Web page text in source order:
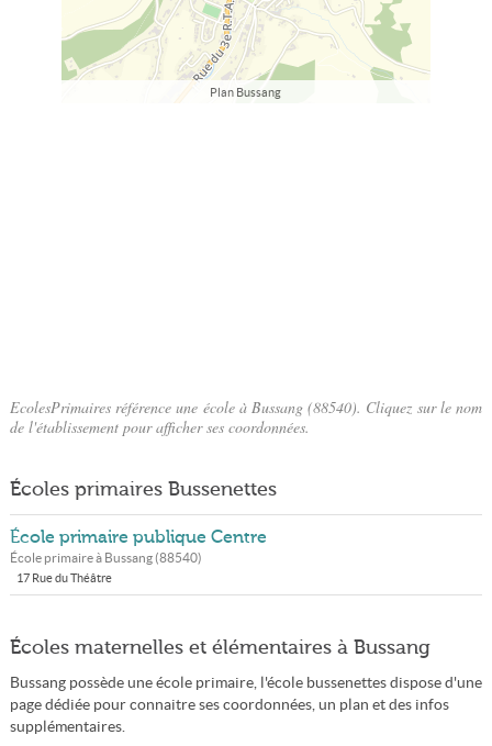
Plan Bussang
EcolesPrimaires référence une école à Bussang (88540). Cliquez sur le nom
de l'établissement pour afficher ses coordonnées.
Écoles primaires Bussenettes
École primaire publique Centre
École primaire à Bussang(88540)
17 Rue du Théâtre
Écoles maternelles et élémentaires à Bussang
Bussang possède une école primaire, l'école bussenettes dispose d'une
page dédiée pour connaitre ses coordonnées, un plan et des infos
supplémentaires.